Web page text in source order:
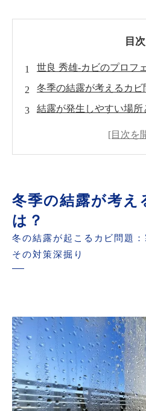
目次
世良 秀雄-カビのプロフ
冬季の結露が考えるカビ
結露が発生しやすい場所
結露対策1：断熱性能を
まとめ：冬の結露による
な住環境を守るために
冬季の結露が考え
は？
冬の結露が起こるカビ問題
その対策深掘り